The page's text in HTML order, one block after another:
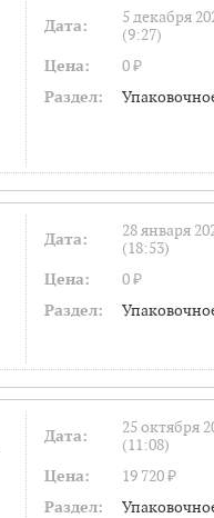
Дата:
5 декабря
(9:27)
Цена:
0 ₽
Раздел:
Дата:
28 января
(18:53)
Цена:
0 ₽
Раздел:
Дата:
25 октября
(11:08)
Цена:
19 720 ₽
Раздел: